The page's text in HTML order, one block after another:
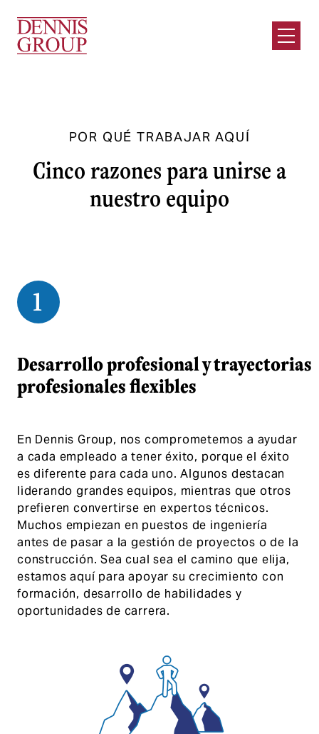
Abrir el
POR QUÉ TRABAJAR AQUÍ
Cinco razones para unirse a
nuestro equipo
1
Desarrollo profesional y trayectorias
profesionales flexibles
En Dennis Group, nos comprometemos a ayudar
a cada empleado a tener éxito, porque el éxito
es diferente para cada uno. Algunos destacan
liderando grandes equipos, mientras que otros
prefieren convertirse en expertos técnicos.
Muchos empiezan en puestos de ingeniería
antes de pasar a la gestión de proyectos o de la
construcción. Sea cual sea el camino que elija,
estamos aquí para apoyar su crecimiento con
formación, desarrollo de habilidades y
oportunidades de carrera.